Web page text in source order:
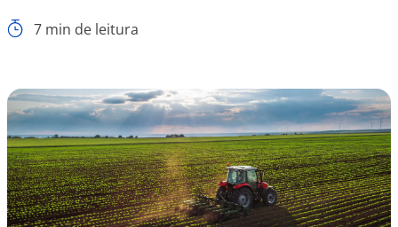
7 min de leitura